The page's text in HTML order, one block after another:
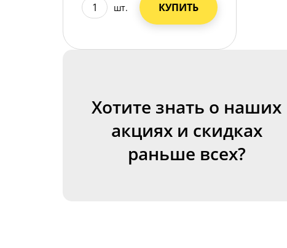
шт. КУПИТЬ
Хотите знать о наших
акциях и скидках
раньше всех?